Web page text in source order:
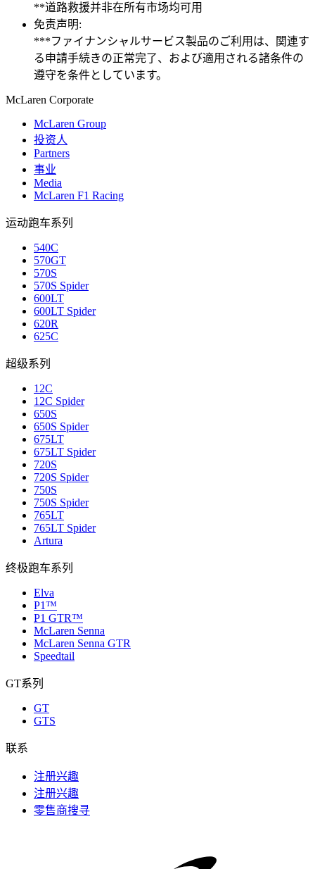
**道路救援并非在所有市场均可用
免责声明:
***ファイナンシャルサービス製品のご利用は、関連す
る申請手続きの正常完了、および適用される諸条件の
遵守を条件としています。
McLaren Corporate
McLaren Group
投资人
Partners
事业
Media
McLaren F1 Racing
运动跑车系列
540C
570GT
570S
570S Spider
600LT
600LT Spider
620R
625C
超级系列
12C
12C Spider
650S
650S Spider
675LT
675LT Spider
720S
720S Spider
750S
750S Spider
765LT
765LT Spider
Artura
终极跑车系列
Elva
P1™
P1 GTR™
McLaren Senna
McLaren Senna GTR
Speedtail
GT系列
GT
GTS
联系
注册兴趣
注册兴趣
零售商搜寻